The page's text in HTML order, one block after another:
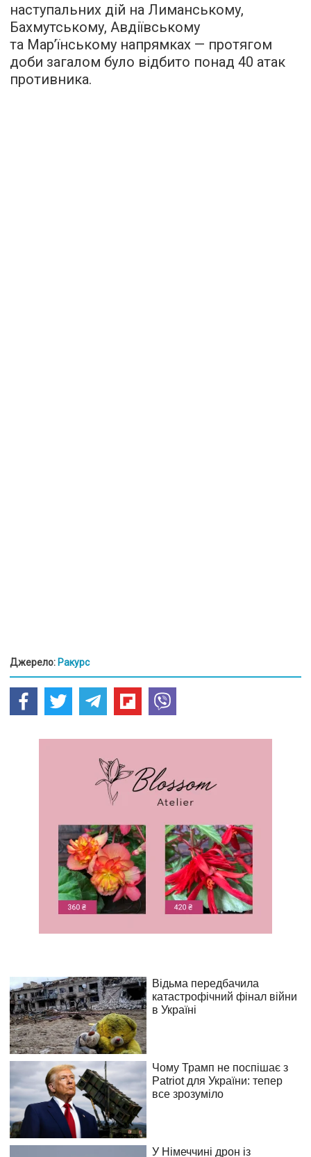
наступальних дій на Лиманському,
Бахмутському, Авдіївському
та Мар’їнському напрямках — протягом
доби загалом було відбито понад 40 атак
противника.
Джерело: Ракурс